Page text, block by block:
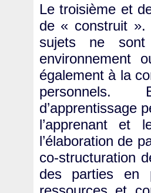
Le troisième et
de « construit ».
sujets ne
environnement
également à la
personnels.
d’apprentissage
l’apprenant et
l’élaboration de
co-structuration
des parties en